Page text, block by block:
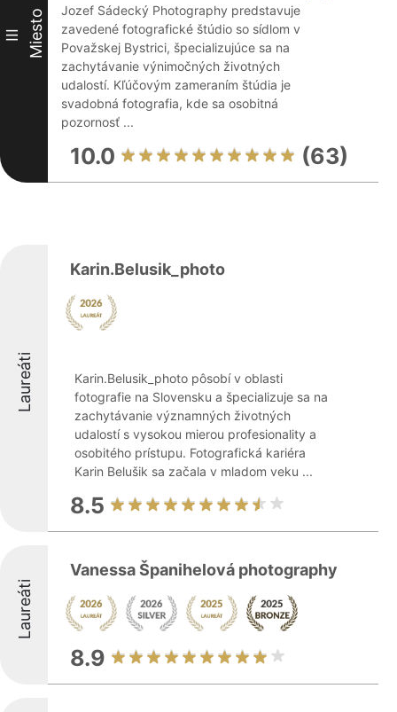
III Miesto
Jozef Sádecký Photography predstavuje
zavedené fotografické štúdio so sídlom v
Považskej Bystrici, špecializujúce sa na
zachytávanie výnimočných životných
udalostí. Kľúčovým zameraním štúdia je
svadobná fotografia, kde sa osobitná
pozornosť ...
10.0 (63)
Laureáti
Karin.Belusik_photo
Karin.Belusik_photo pôsobí v oblasti
fotografie na Slovensku a špecializuje sa na
zachytávanie významných životných
udalostí s vysokou mierou profesionality a
osobitého prístupu. Fotografická kariéra
Karin Belušik sa začala v mladom veku ...
8.5
Laureáti
Vanessa Španihelová photography
8.9